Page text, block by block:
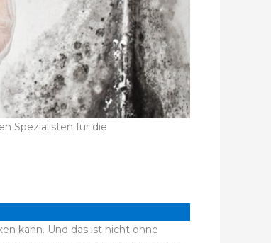
Spezialisten für die
kann. Und das ist nicht ohne